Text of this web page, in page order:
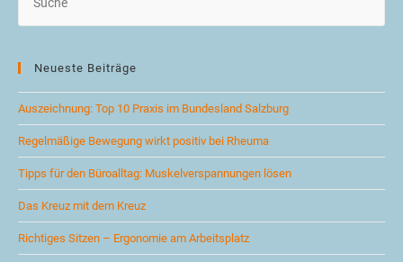
Neueste Beiträge
Auszeichnung: Top 10 Praxis im Bundesland Salzburg
Regelmäßige Bewegung wirkt positiv bei Rheuma
Tipps für den Büroalltag: Muskelverspannungen lösen
Das Kreuz mit dem Kreuz
Richtiges Sitzen – Ergonomie am Arbeitsplatz